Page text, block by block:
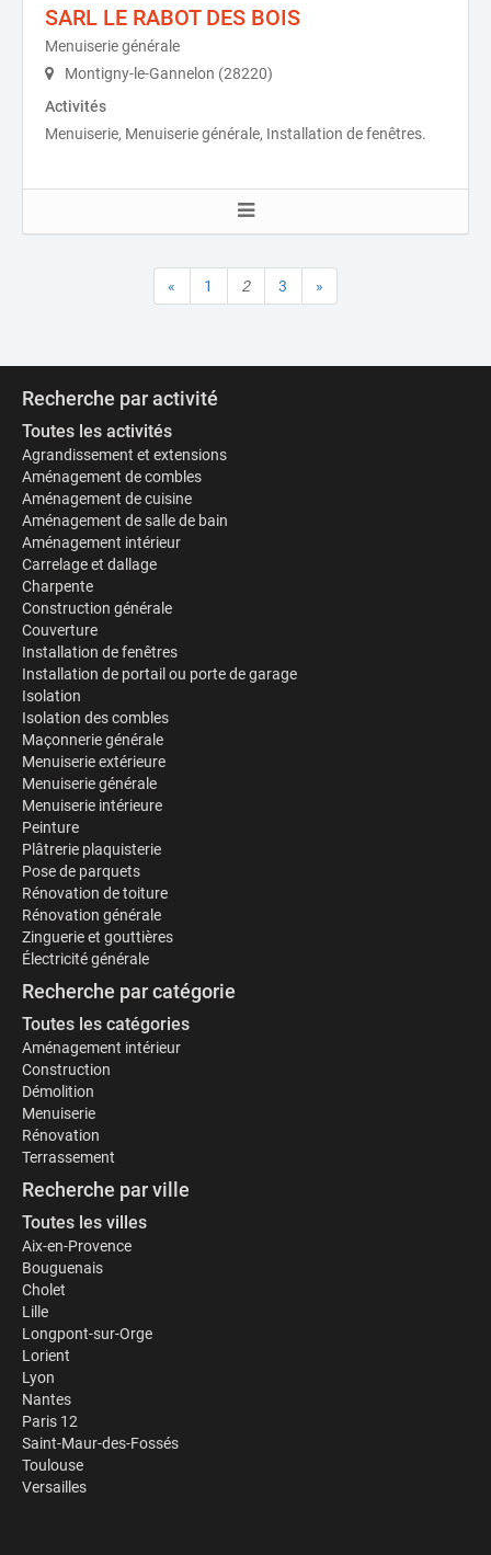
SARL LE RABOT DES BOIS
Menuiserie générale
Montigny-le-Gannelon (28220)
Activités
Menuiserie, Menuiserie générale, Installation de fenêtres.
« 1 2 3 »
Recherche par activité
Toutes les activités
Agrandissement et extensions
Aménagement de combles
Aménagement de cuisine
Aménagement de salle de bain
Aménagement intérieur
Carrelage et dallage
Charpente
Construction générale
Couverture
Installation de fenêtres
Installation de portail ou porte de garage
Isolation
Isolation des combles
Maçonnerie générale
Menuiserie extérieure
Menuiserie générale
Menuiserie intérieure
Peinture
Plâtrerie plaquisterie
Pose de parquets
Rénovation de toiture
Rénovation générale
Zinguerie et gouttières
Électricité générale
Recherche par catégorie
Toutes les catégories
Aménagement intérieur
Construction
Démolition
Menuiserie
Rénovation
Terrassement
Recherche par ville
Toutes les villes
Aix-en-Provence
Bouguenais
Cholet
Lille
Longpont-sur-Orge
Lorient
Lyon
Nantes
Paris 12
Saint-Maur-des-Fossés
Toulouse
Versailles